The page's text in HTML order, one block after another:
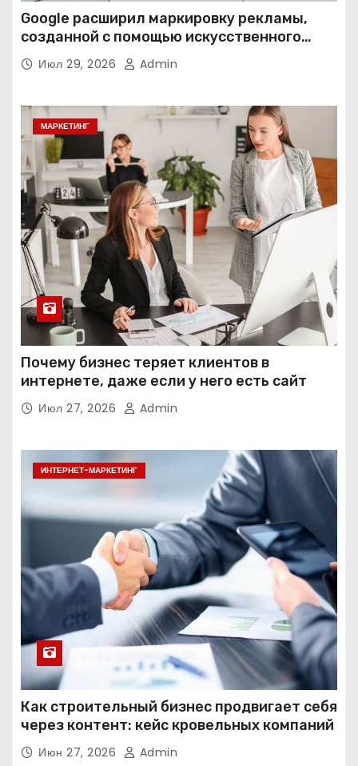
Google расширил маркировку рекламы,
созданной с помощью искусственного
интеллекта
Июл 29, 2026 Admin
МАРКЕТИНГ
Почему бизнес теряет клиентов в
интернете, даже если у него есть сайт
Июл 27, 2026 Admin
ИНТЕРНЕТ-МАРКЕТИНГ
Как строительный бизнес продвигает себя
через контент: кейс кровельных компаний
Июн 27, 2026 Admin